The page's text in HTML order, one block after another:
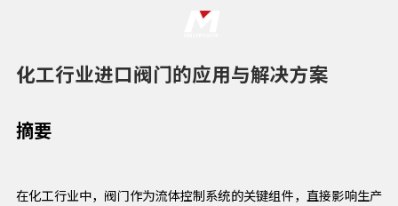
化工行业进口阀门的应用与解决方案
摘要
在化工行业中，阀门作为流体控制系统的关键组件，直接影响生产